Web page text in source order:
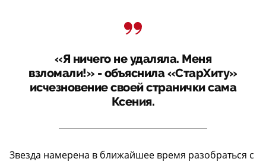
«Я ничего не удаляла. Меня
взломали!» - объяснила «СтарХиту»
исчезновение своей странички сама
Ксения.
Звезда намерена в ближайшее время разобраться с